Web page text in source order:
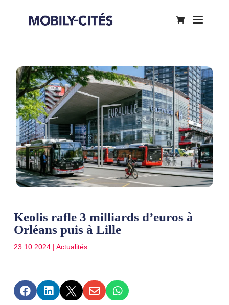
Keolis rafle 3 milliards d’euros à
Orléans puis à Lille
23 10 2024| Actualités
    